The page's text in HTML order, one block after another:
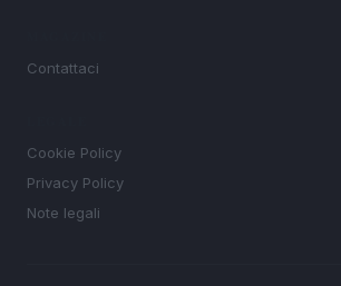
Contattaci
Cookie Policy
Privacy Policy
Note legali